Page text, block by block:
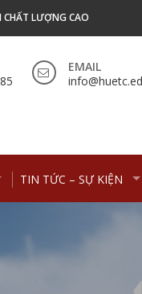
LƯỢNG CAO
EMAIL
TIN TỨC – SỰ KIỆN